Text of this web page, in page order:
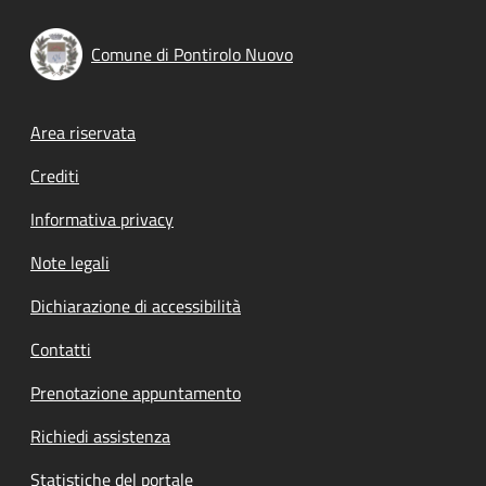
Comune di Pontirolo Nuovo
Footer menu
Area riservata
Crediti
Informativa privacy
Note legali
Dichiarazione di accessibilità
Contatti
Prenotazione appuntamento
Richiedi assistenza
Statistiche del portale